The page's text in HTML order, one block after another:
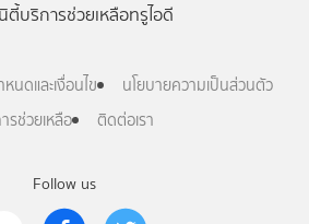
Follow us
ตี้บริการช่วยเหลือทรูไอดี
นดและเงื่อนไข
นโยบายความเป็นส่วนตัว
รช่วยเหลือ
ติดต่อเรา